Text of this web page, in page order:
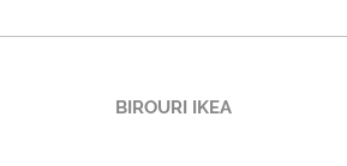
BIROURI IKEA